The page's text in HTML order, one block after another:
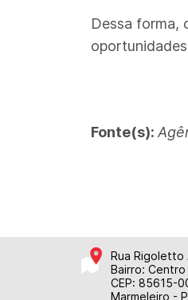
Dessa forma,
Fonte(s):
Rua Rigoletto
Bairro: Centro
CEP: 85615-
Marmeleiro -